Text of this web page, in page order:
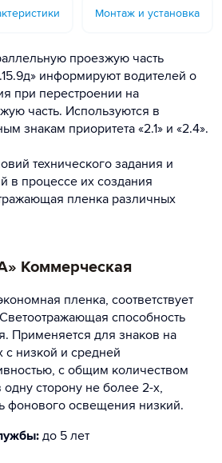
Монтаж и установка
проезжую часть
информируют водителей о
при перестроении на
часть. Используются в
знакам приоритета «2.1» и «2.4».
технического задания и
в процессе их создания
пленка различных
Коммерческая
пленка, соответствует
способность
Применяется для знаков на
с низкой и средней
с общим количеством
одну сторону не более 2-х,
фонового освещения низкий.
до 5 лет